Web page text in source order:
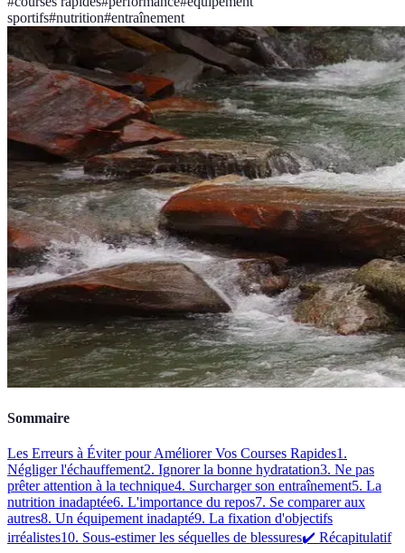
sportifs#nutrition#entraînement
Sommaire
Les Erreurs à Éviter pour Améliorer Vos Courses Rapides1.
Négliger l'échauffement2. Ignorer la bonne hydratation3. Ne pas
prêter attention à la technique4. Surcharger son entraînement5. La
nutrition inadaptée6. L'importance du repos7. Se comparer aux
autres8. Un équipement inadapté9. La fixation d'objectifs
irréalistes10. Sous-estimer les séquelles de blessures✔️ Récapitulatif